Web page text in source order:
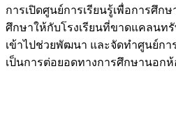
การเปิดศูนย์การเรียนรู้เพื่อการศึ
ศึกษาให้กับโรงเรียนที่ขาดแคลนท
เข้าไปช่วยพัฒนา และจัดทำศูนย์กา
เป็นการต่อยอดทางการศึกษานอก